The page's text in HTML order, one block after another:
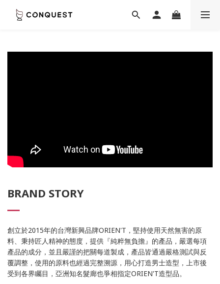
BRAND STORY
創立於2015年的台灣新興品牌ORIEN'T ，堅持使用天然無害的原
料、秉持匠人精神的態度，提供『純粹無負擔』的產品，嚴選每項
產品的成分，並且嚴謹的把關每道製成，產品皆通過嚴格測試與反
覆調整，使用的原料也經過完整溯源，用心打造男士造型，上市後
受到各界矚目，亞洲知名髮廊也爭相指定ORIEN'T造型品。